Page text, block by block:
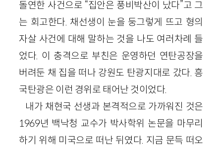
돌연한 사건으로 “집안은 풍비박산이 났다”고 그
는 회고한다. 채선생이 눈을 둥그렇게 뜨고 형의
자살 사건에 대해 말하는 것을 나도 여러차례 들
었다. 이 충격으로 부친은 운영하던 연탄공장을
버려둔 채 집을 떠나 강원도 탄광지대로 갔다. 흥
국탄광은 이런 경위로 태어난 것이었다.
내가 채현국 선생과 본격적으로 가까워진 것은
1969년 백낙청 교수가 박사학위 논문을 마무리
하기 위해 미국으로 떠난 뒤였다. 지금 문득 떠오